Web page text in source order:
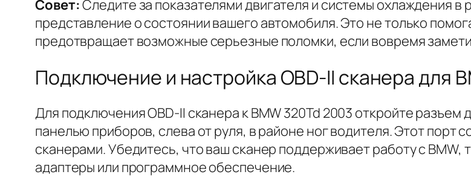
Совет:Следите за показателями двигателя и системы охлаждения
представление о состоянии вашего автомобиля. Это не только
предотвращает возможные серьезные поломки, если вовремя
Подключение и настройка OBD-II сканера для
Для подключения OBD-II сканера к BMW 320Td 2003 откройте
панелью приборов, слева от руля, в районе ног водителя. Этот порт
сканерами. Убедитесь, что ваш сканер поддерживает работу с
адаптеры или программное обеспечение.